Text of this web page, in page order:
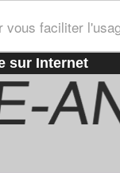
faciliter
sur Internet